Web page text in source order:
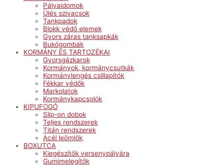
Pályaidomok
Ülés szivacsok
Tankpadok
Blokk védő elemek
Gyors záras tanksapkák
Bukógombák
KORMÁNY ÉS TARTOZÉKAI
Gyorsgázkarok
Kormányok, kormánycsutkák
Kormánylengés csillapítók
Fékkar védők
Markolatok
Kormánykapcsolók
KIPUFOGÓ
Slip-on dobok
Teljes rendszerek
Titán rendszerek
Acél leömlők
BOXUTCA
Kiegészítők versenypályára
Gumimelegítők